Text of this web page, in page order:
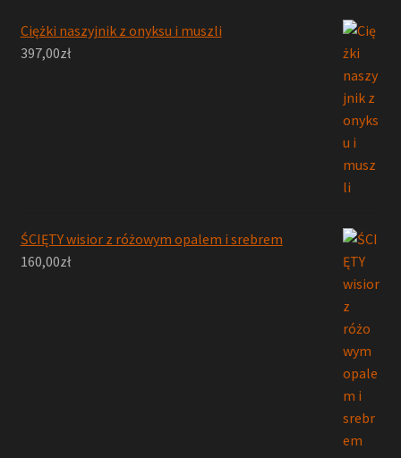
Ciężki naszyjnik z onyksu i muszli
397,00zł
ŚCIĘTY wisior z różowym opalem i srebrem
160,00zł